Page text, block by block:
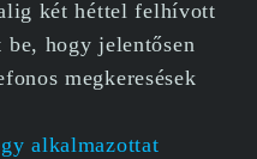
két héttel felhívott
be, hogy jelentősen
megkeresések
alkalmazottat